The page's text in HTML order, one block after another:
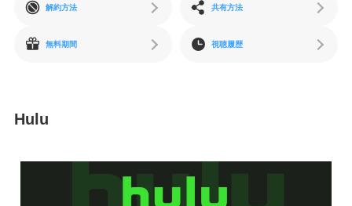
解約方法 共有方法
無料期間 視聴履歴
Hulu